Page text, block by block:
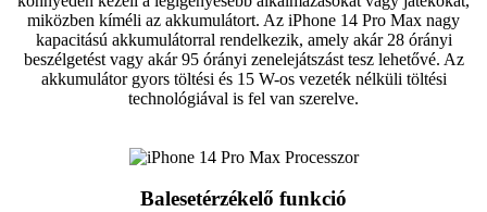
miközben kíméli az akkumulátort. Az iPhone 14 Pro Max nagy
kapacitású akkumulátorral rendelkezik, amely akár 28 órányi
beszélgetést vagy akár 95 órányi zenelejátszást tesz lehetővé. Az
akkumulátor gyors töltési és 15 W-os vezeték nélküli töltési
technológiával is fel van szerelve.
Balesetérzékelő funkció